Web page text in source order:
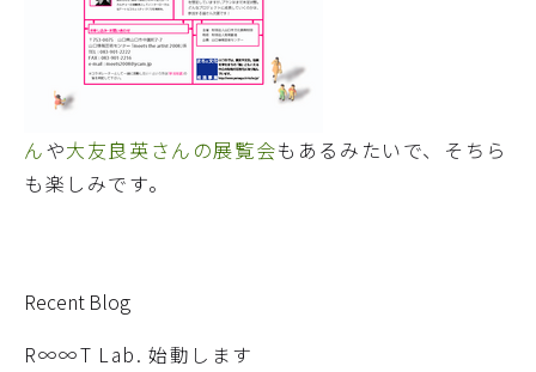
んや大友良英さんの展覧会もあるみたいで、そちら
も楽しみです。
Recent Blog
R∞∞T Lab. 始動します